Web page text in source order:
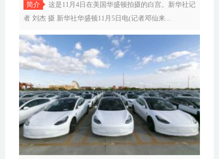
简介
这是11月4日在美国华盛顿拍摄的白宫。新华社记
者 刘杰 摄 新华社华盛顿11月5日电(记者邓仙来...